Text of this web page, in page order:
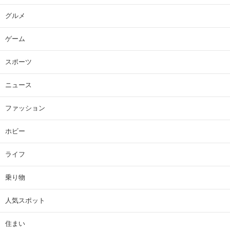
グルメ
ゲーム
スポーツ
ニュース
ファッション
ホビー
ライフ
乗り物
人気スポット
住まい